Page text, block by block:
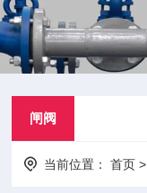
闸阀
当前位置：首页 >